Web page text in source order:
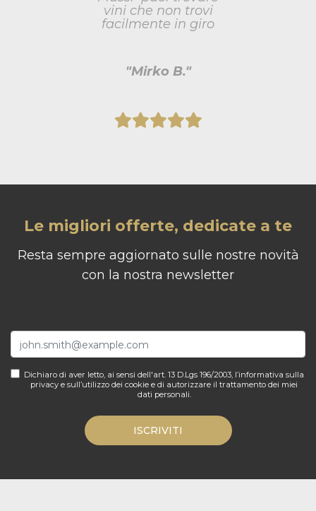
Le migliori offerte, dedicate a te
Resta sempre aggiornato sulle nostre novità
con la nostra newsletter
Dichiaro di aver letto, ai sensi dell'art. 13 D.Lgs 196/2003, l’informativa sulla
privacy e sull’utilizzo dei cookie e di autorizzare il trattamento dei miei
dati personali.
ISCRIVITI